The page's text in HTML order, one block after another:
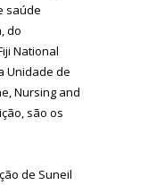
saúde
do
National
Unidade de
Nursing and
são os
de Suneil